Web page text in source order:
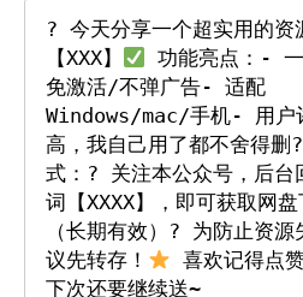
? 今天分享一个超实用的
【XXX】
功能亮点：-
免激活/不弹广告- 适配
Windows/mac/手机- 用户
高，我自己用了都不舍得删
式：? 关注本公众号，后台
词【XXXX】，即可获取网
（长期有效）? 为防止资源
议先转存！
喜欢记得点
下次还要继续送~